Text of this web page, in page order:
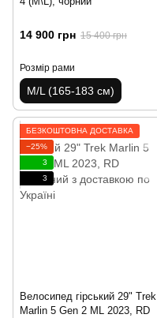
14 900 грн 15 400 грн
Розмір рами
M/L (165-183 см)
БЕЗКОШТОВНА ДОСТАВКА
−25%
3
3
Велосипед гірський 29" Trek
Marlin 5 Gen 2 ML 2023, RD